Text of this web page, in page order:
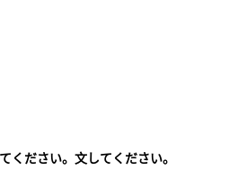
ください。文してください。